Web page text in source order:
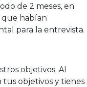
de 2 meses, en
que habían
para la entrevista.
objetivos. Al
objetivos y tienes